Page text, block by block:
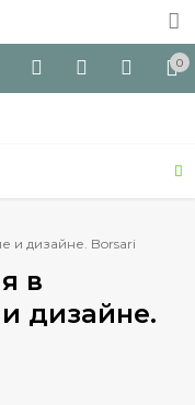
0
и дизайне. Borsari
в
дизайне.